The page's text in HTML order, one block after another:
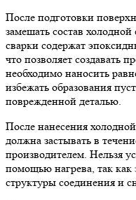
После подготовки
замешать состав
сварки содержат
что позволяет создавать
необходимо наносить
избежать образования
поврежденной деталью.
После нанесения
должна застывать в
производителем. Нельзя
помощью нагрева, так
структуры соединения и